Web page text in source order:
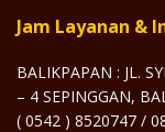
Jam Layanan &
BALIKPAPAN : JL.
– 4 SEPINGGAN,
( 0542 ) 8520747 /